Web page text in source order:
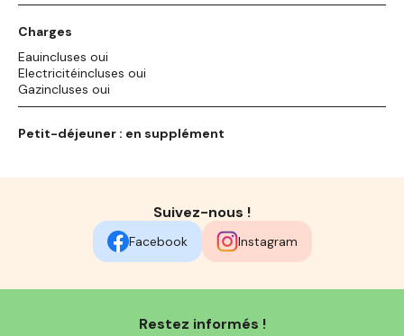
Charges
Eauincluses oui
Electricitéincluses oui
Gazincluses oui
Petit-déjeuner : en supplément
Suivez-nous !
Facebook Instagram
Restez informés !